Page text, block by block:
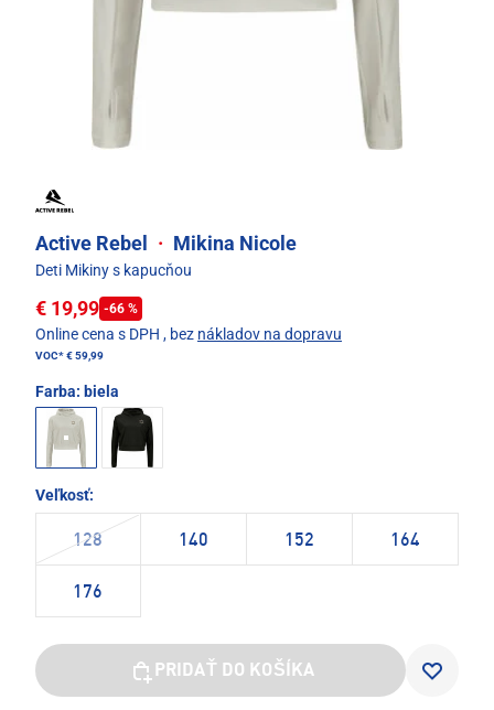
Active Rebel · Mikina Nicole
Deti Mikiny s kapucňou
€ 19,99 -66 %
Online cena s DPH , bez nákladov na dopravu
VOC*€ 59,99
Farba: biela
Veľkosť:
128 140 152 164
176
PRIDAŤ DO KOŠÍKA